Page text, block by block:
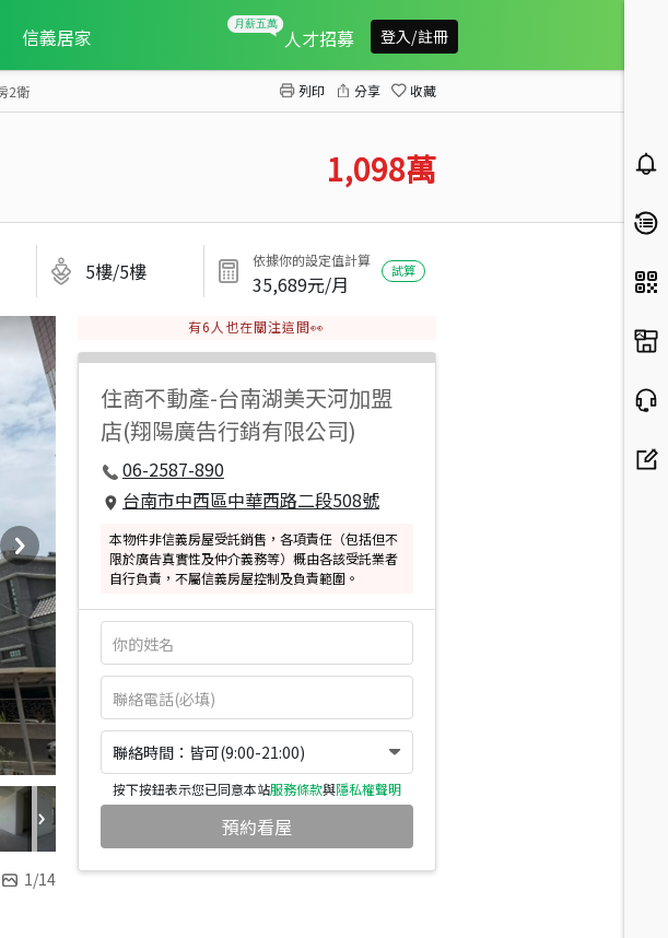
信義居家 人才招募 登入/註冊
2衛 列印 分享 收藏
1,098萬
5樓/5樓 依據你的設定值計算
35,689元/月
試算
1/14
有6 人也在關注這間👀
住商不動產-台南湖美天河加盟
店(翔陽廣告行銷有限公司)
06-2587-890
台南市中西區中華西路二段508號
本物件非信義房屋受託銷售，各項責任（包括但不
限於廣告真實性及仲介義務等）概由各該受託業者
自行負責，不屬信義房屋控制及負責範圍。
聯絡時間：皆可(9:00-21:00)
按下按鈕表示您已同意本站服務條款與隱私權聲明
預約看屋